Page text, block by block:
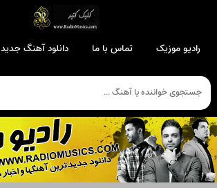
رادیو موزیک تماس با ما دانلود آهنگ جدید